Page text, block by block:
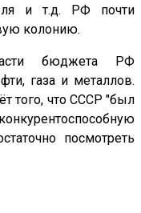
и т.д. РФ почти
колонию.
бюджета РФ
газа и металлов.
того, что СССР "был
посмотреть